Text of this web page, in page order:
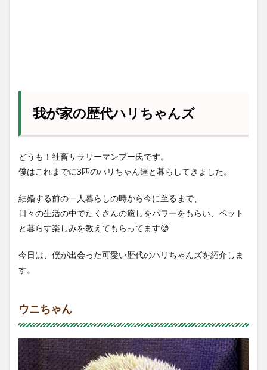
我が家の歴代ハリちゃんズ
どうも！社畜サラリーマンプー氏です。
僕はこれまでに3匹のハリちゃん達と暮らしてきました。
結婚する前の一人暮らしの時から今に至るまで、
日々の生活の中でたくさんの癒しをパワーをもらい、ペット
と暮らす楽しみを教えてもらってます😊
今日は、僕が出会った可愛い歴代のハリちゃんズを紹介しま
す。
ウニちゃん